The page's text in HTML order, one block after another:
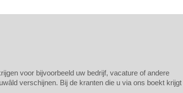
voor bijvoorbeeld uw bedrijf, vacature of andere
verschijnen. Bij de kranten die u via ons boekt krijgt